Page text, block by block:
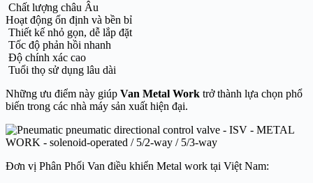
Chất lượng châu Âu
Hoạt động ổn định và bền bỉ
Thiết kế nhỏ gọn, dễ lắp đặt
Tốc độ phản hồi nhanh
Độ chính xác cao
Tuổi thọ sử dụng lâu dài
Những ưu điểm này giúp Van Metal Work trở thành lựa chọn phổ
biến trong các nhà máy sản xuất hiện đại.
Đơn vị Phân Phối Van điều khiển Metal work tại Việt Nam: